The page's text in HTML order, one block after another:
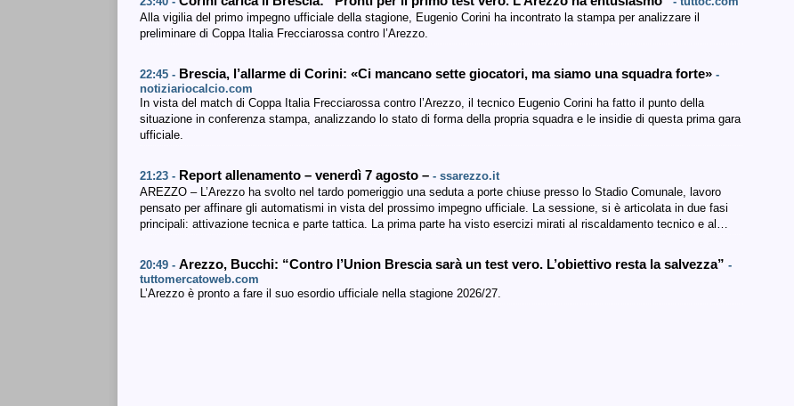
Alla vigilia del primo impegno ufficiale della stagione, Eugenio Corini ha incontrato la stampa per analizzare il
preliminare di Coppa Italia Frecciarossa contro l’Arezzo.
22:45 - Brescia, l’allarme di Corini: «Ci mancano sette giocatori, ma siamo una squadra forte» -
notiziariocalcio.com
In vista del match di Coppa Italia Frecciarossa contro l’Arezzo, il tecnico Eugenio Corini ha fatto il punto della
situazione in conferenza stampa, analizzando lo stato di forma della propria squadra e le insidie di questa prima gara
ufficiale.
21:23 - Report allenamento – venerdì 7 agosto – - ssarezzo.it
AREZZO – L’Arezzo ha svolto nel tardo pomeriggio una seduta a porte chiuse presso lo Stadio Comunale, lavoro
pensato per affinare gli automatismi in vista del prossimo impegno ufficiale. La sessione, si è articolata in due fasi
principali: attivazione tecnica e parte tattica. La prima parte ha visto esercizi mirati al riscaldamento tecnico e al…
20:49 - Arezzo, Bucchi: “Contro l’Union Brescia sarà un test vero. L’obiettivo resta la salvezza” -
tuttomercatoweb.com
L’Arezzo è pronto a fare il suo esordio ufficiale nella stagione 2026/27.